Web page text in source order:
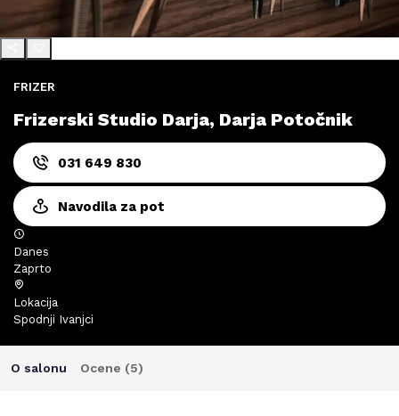
FRIZER
Frizerski Studio Darja, Darja Potočnik
031 649 830
Navodila za pot
Danes
Zaprto
Lokacija
Spodnji Ivanjci
O salonu Ocene (5)